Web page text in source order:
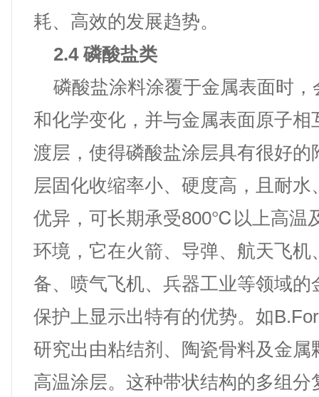
耗、高效的发展趋势。
2.4 磷酸盐类
磷酸盐涂料涂覆于金属表面时，
和化学变化，并与金属表面原子相
渡层，使得磷酸盐涂层具有很好的
层固化收缩率小、硬度高，且耐水
优异，可长期承受800℃以上高温
环境，它在火箭、导弹、航天飞机
备、喷气飞机、兵器工业等领域的
保护上显示出特有的优势。如
研究出由粘结剂、陶瓷骨料及金属
高温涂层。这种带状结构的多组分